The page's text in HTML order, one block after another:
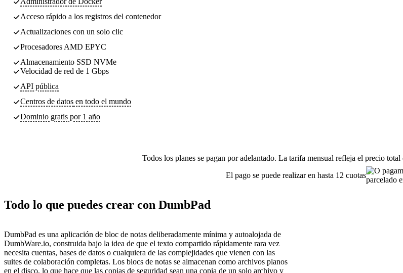
Acceso rápido a los registros del contenedor
Actualizaciones con un solo clic
Procesadores AMD EPYC
Almacenamiento SSD NVMe
Velocidad de red de 1 Gbps
API pública
Centros de datos en todo el mundo
Dominio gratis por 1 año
Todos los planes se pagan por adelantado. La tarifa mensual refleja el precio
El pago se puede realizar en hasta 12 cuotas
Todo lo que puedes crear con DumbPad
DumbPad es una aplicación de bloc de notas deliberadamente mínima y autoalojada de
DumbWare.io, construida bajo la idea de que el texto compartido rápidamente rara vez
necesita cuentas, bases de datos o cualquiera de las complejidades que vienen con las
suites de colaboración completas. Los blocs de notas se almacenan como archivos planos
en el disco, lo que hace que las copias de seguridad sean una copia de un solo archivo y